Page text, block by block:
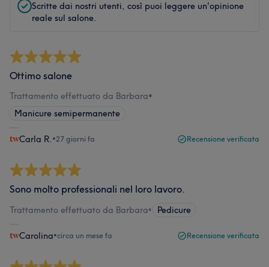
Scritte dai nostri utenti, così puoi leggere un'opinione
reale sul salone.
Ottimo salone
Trattamento effettuato da Barbara•
Manicure semipermanente
Carla R. •27 giorni fa Recensione verificata
Sono molto professionali nel loro lavoro.
Trattamento effettuato da Barbara• Pedicure
Carolina•circa un mese fa Recensione verificata